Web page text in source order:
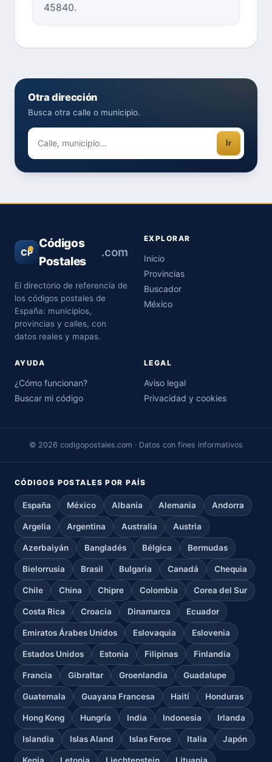
45840.
Otra dirección
Busca otra calle o municipio.
Ir
CP
Códigos
Postales
.com
El directorio de referencia de
los códigos postales de
España: municipios,
provincias y calles, con
datos reales y mapas.
EXPLORAR
Inicio
Provincias
Buscador
México
AYUDA
¿Cómo funcionan?
Buscar mi código
LEGAL
Aviso legal
Privacidad y cookies
© 2026 codigopostales.com · Datos con fines informativos
CÓDIGOS POSTALES POR PAÍS
España México Albania Alemania Andorra
Argelia Argentina Australia Austria
Azerbaiyán Bangladés Bélgica Bermudas
Bielorrusia Brasil Bulgaria Canadá Chequia
Chile China Chipre Colombia Corea del Sur
Costa Rica Croacia Dinamarca Ecuador
Emiratos Árabes Unidos Eslovaquia Eslovenia
Estados Unidos Estonia Filipinas Finlandia
Francia Gibraltar Groenlandia Guadalupe
Guatemala Guayana Francesa Haití Honduras
Hong Kong Hungría India Indonesia Irlanda
Islandia Islas Aland Islas Feroe Italia Japón
Kenia Letonia Liechtenstein Lituania